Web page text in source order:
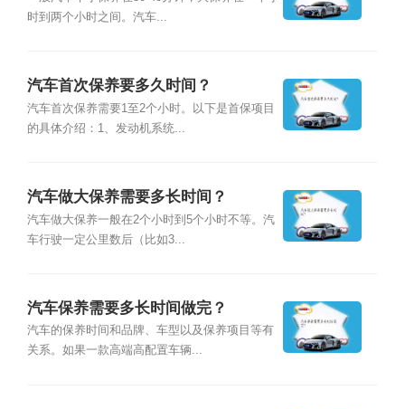
时到两个小时之间。汽车...
汽车首次保养要多久时间？
汽车首次保养需要1至2个小时。以下是首保项目
的具体介绍：1、发动机系统...
汽车做大保养需要多长时间？
汽车做大保养一般在2个小时到5个小时不等。汽
车行驶一定公里数后（比如3...
汽车保养需要多长时间做完？
汽车的保养时间和品牌、车型以及保养项目等有
关系。如果一款高端高配置车辆...